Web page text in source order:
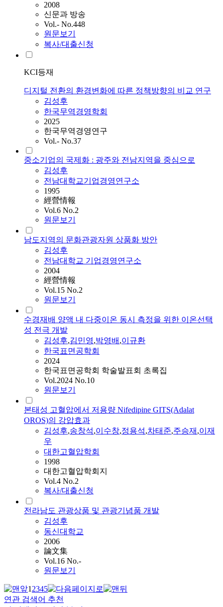
2008
신문과 방송
Vol.- No.448
원문보기
복사/대출신청
KCI등재
디지털 전환의 환경변화에 따른 정책방향의 비교 연구
김성후
한국무역경영학회
2025
한국무역경영연구
Vol.- No.37
중소기업의 국제화 : 광주와 전남지역을 중심으로
김성후
전남대학교기업경영연구소
1995
經營情報
Vol.6 No.2
원문보기
남도지역의 문화관광자원 상품화 방안
김성후
전남대학교 기업경영연구소
2004
經營情報
Vol.15 No.2
원문보기
수경재배 양액 내 다중이온 동시 측정을 위한 이온선택
성 전극 개발
김성후,김민영,박영배 ,이규환
한국표면공학회
2024
한국표면공학회 학술발표회 초록집
Vol.2024 No.10
원문보기
본태성 고혈압에서 저용량 Nifedipine GITS(Adalat
OROS)의 강압효과
김성후,송창석,이수창,정용석,차태준,주승재 ,이재
우
대한고혈압학회
1998
대한고혈압학회지
Vol.4 No.2
복사/대출신청
전라남도 관광상품 및 관광기념품 개발
김성후
동신대학교
2006
論文集
Vol.16 No.-
원문보기
12345
연관 검색어 추천